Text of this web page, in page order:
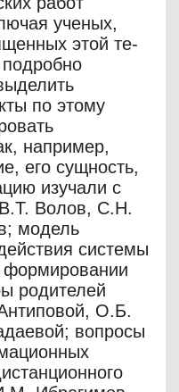
ученых,
этой те-
по этому
например,
его сущность,
изучали с
Волов, С.Н.
модель
системы
формировании
родителей
О.Б.
вопросы